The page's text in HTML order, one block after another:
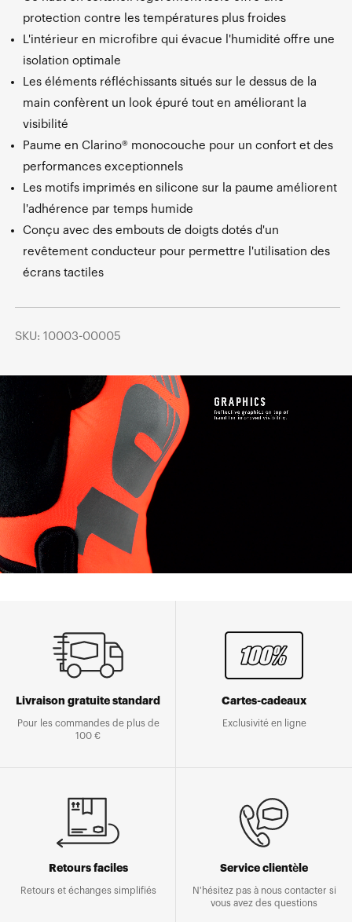
protection contre les températures plus froides
L'intérieur en microfibre qui évacue l'humidité offre une
isolation optimale
Les éléments réfléchissants situés sur le dessus de la
main confèrent un look épuré tout en améliorant la
visibilité
Paume en Clarino® monocouche pour un confort et des
performances exceptionnels
Les motifs imprimés en silicone sur la paume améliorent
l'adhérence par temps humide
Conçu avec des embouts de doigts dotés d'un
revêtement conducteur pour permettre l'utilisation des
écrans tactiles
SKU: 10003-00005
Livraison gratuite standard
Pour les commandes de plus de
100 €
Cartes-cadeaux
Exclusivité en ligne
Retours faciles
Retours et échanges simplifiés
Service clientèle
N'hésitez pas à nous contacter si
vous avez des questions